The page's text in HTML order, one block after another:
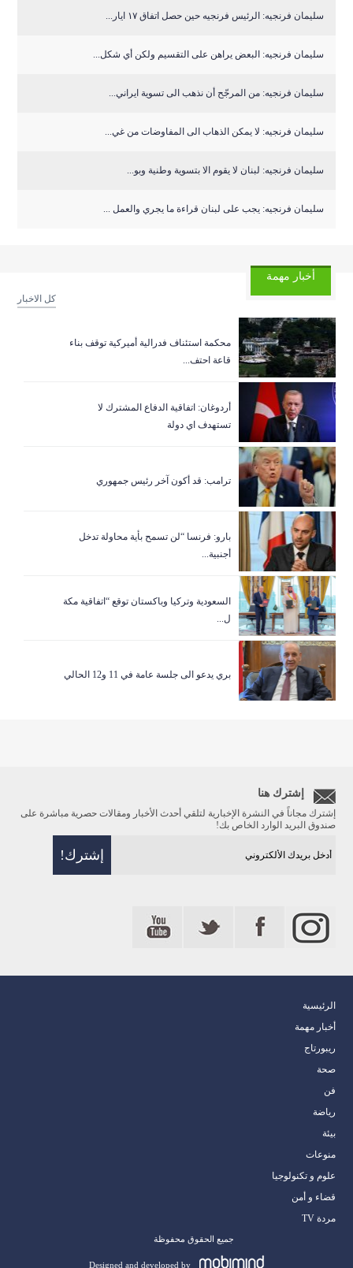
سليمان فرنجيه: الرئيس فرنجيه حين حصل اتفاق ١٧ ايار...
سليمان فرنجيه: البعض يراهن على التقسيم ولكن أي شكل...
سليمان فرنجيه: من المرجّح أن نذهب الى تسوية ايراني...
سليمان ‏فرنجيه: لا يمكن الذهاب الى المفاوضات من غي...
سليمان ‏فرنجيه: لبنان لا يقوم الا بتسوية وطنية وبو...
سليمان فرنجيه: يجب على لبنان قراءة ما يجري والعمل ...
أخبار مهمة
كل الاخبار
‏محكمة استئناف فدرالية أميركية توقف بناء
قاعة احتف...
أردوغان: اتفاقية الدفاع المشترك لا
تستهدف اي دولة
ترامب: قد أكون آخر رئيس جمهوري
بارو: فرنسا “لن تسمح بأية محاولة تدخل
أجنبية...
السعودية وتركيا وباكستان توقع “اتفاقية مكة
ل...
بري يدعو الى جلسة عامة في 11 و12 الحالي
إشترك هنا
إشترك مجاناً في النشرة الإخبارية لتلقي أحدث الأخبار ومقالات حصرية مباشرة على
صندوق البريد الوارد الخاص بك!
الرئيسية
أخبار مهمة
ريبورتاج
صحة
فن
رياضة
بيئة
منوعات
علوم و تكنولوجيا
قضاء و أمن
مردة TV
جميع الحقوق محفوظة
Designed and developed by